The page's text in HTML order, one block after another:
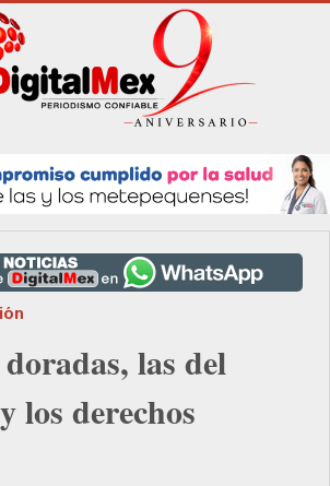
las del
los derechos